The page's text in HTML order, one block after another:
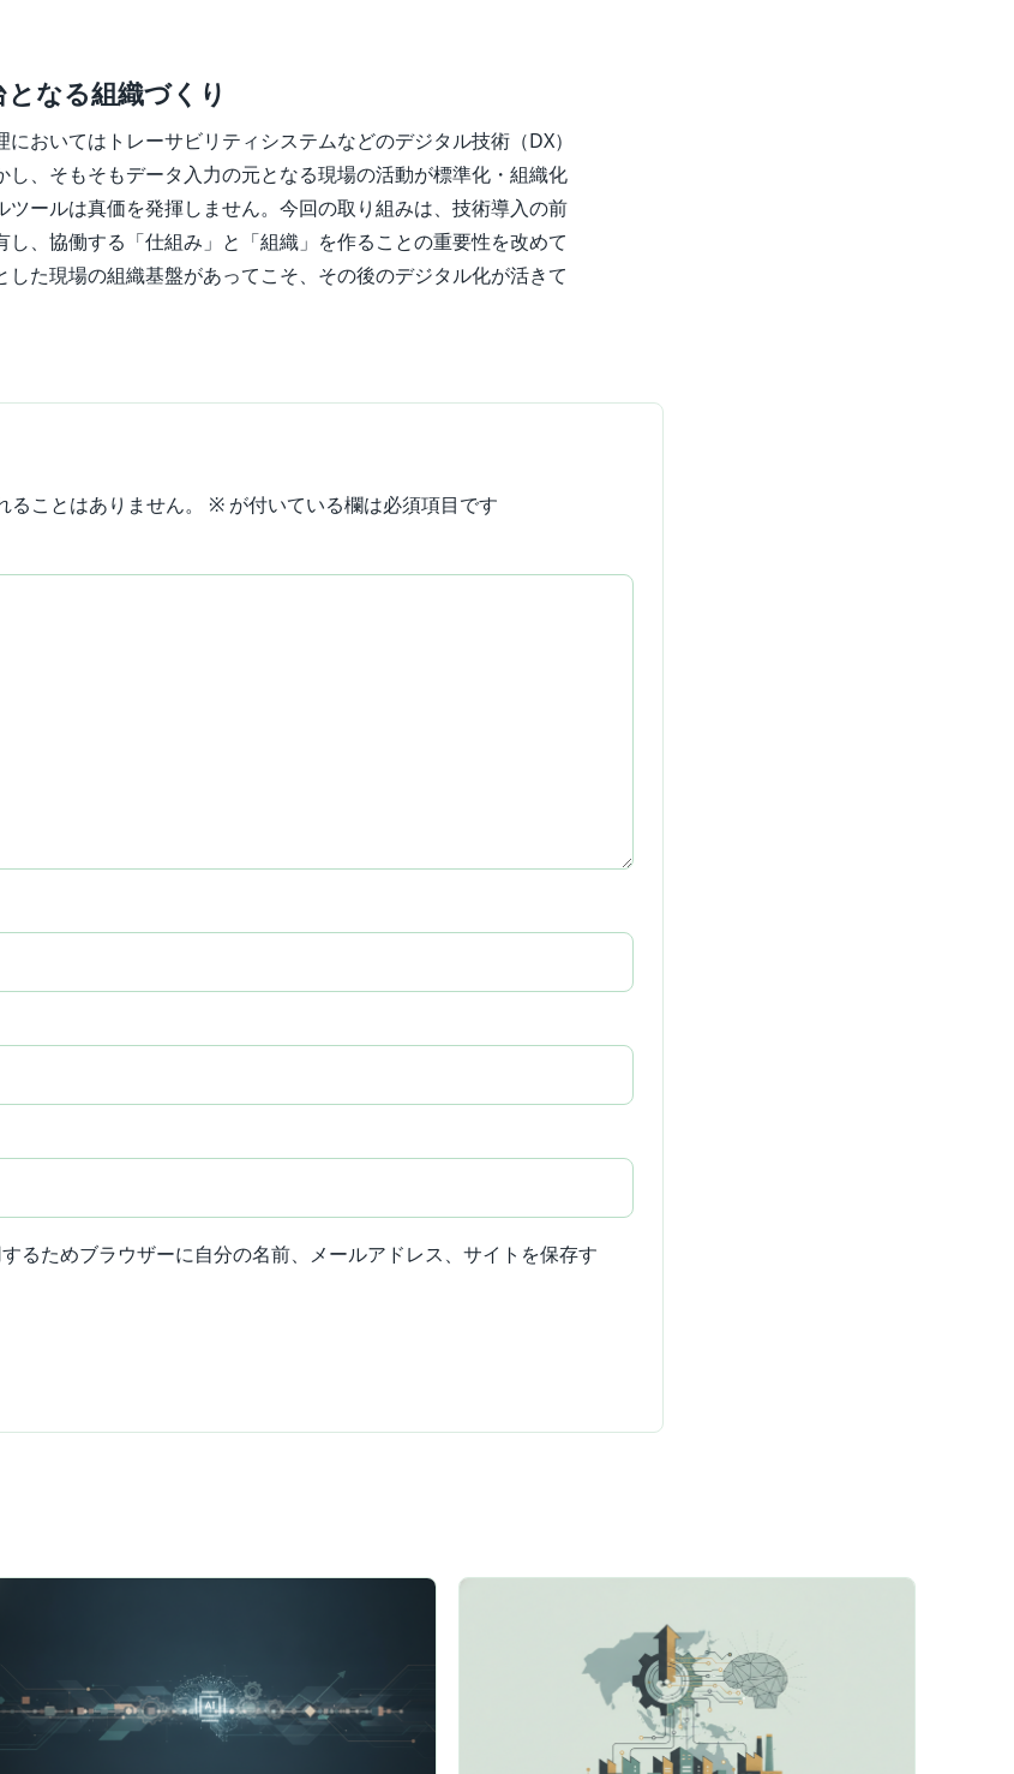
なる組織づくり
おいてはトレーサビリティシステムなどのデジタル技術（DX）
し、そもそもデータ入力の元となる現場の活動が標準化・組織化
ツールは真価を発揮しません。今回の取り組みは、技術導入の前
し、協働する「仕組み」と「組織」を作ることの重要性を改めて
た現場の組織基盤があってこそ、その後のデジタル化が活きて
ことはありません。 ※ が付いている欄は必須項目です
るためブラウザーに自分の名前、メールアドレス、サイトを保存す